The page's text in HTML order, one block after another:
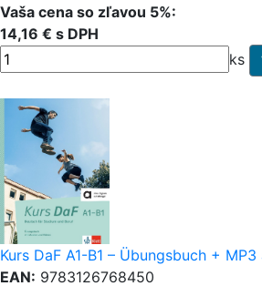
Vaša cena so zľavou 5%:
14,16 € s DPH
ks
Kurs DaF A1-B1 – Übungsbuch +
EAN: 9783126768450